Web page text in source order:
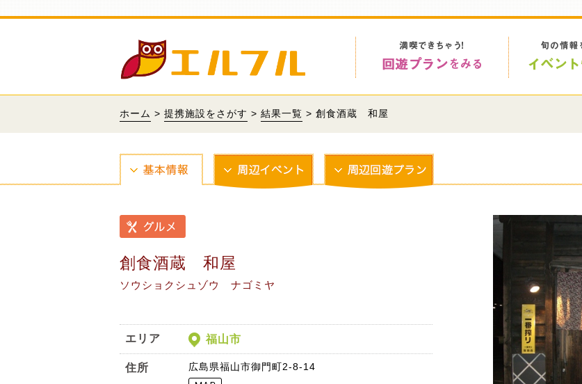
ホーム > 提携施設をさがす > 結果一覧 > 創食酒蔵 和屋
創食酒蔵 和屋
ソウショクシュゾウ ナゴミヤ
エリア 福山市
住所 広島県福山市御門町2-8-14